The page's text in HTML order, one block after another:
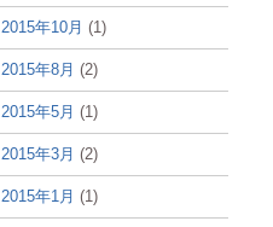
2015年10月 (1)
2015年8月 (2)
2015年5月 (1)
2015年3月 (2)
2015年1月 (1)